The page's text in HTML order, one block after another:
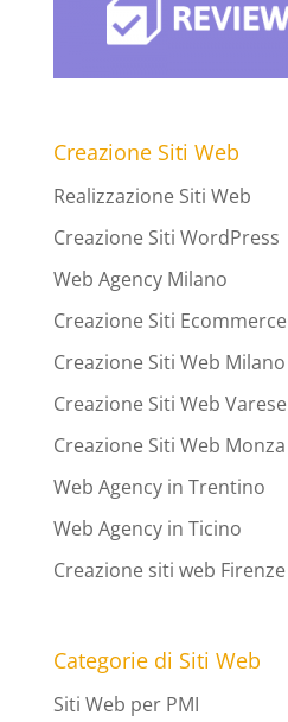
Creazione Siti Web
Realizzazione Siti Web
Creazione Siti WordPress
Web Agency Milano
Creazione Siti Ecommerce
Creazione Siti Web Milano
Creazione Siti Web Varese
Creazione Siti Web Monza
Web Agency in Trentino
Web Agency in Ticino
Creazione siti web Firenze
Categorie di Siti Web
Siti Web per PMI